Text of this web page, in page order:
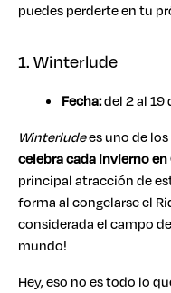
puedes perderte en tu
1. Winterlude
Fecha:del 2 al
Winterludees uno de
celebra cada invierno
principal atracción de
forma al congelarse el
considerada el campo
mundo!
Hey, eso no es todo lo